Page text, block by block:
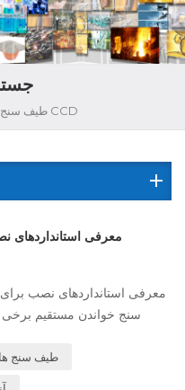
طیف سنج انتشار نوری CCD
معرفی
معرفی استانداردهای نصب
سنج خواندن مستقیم برخی
طیف سنج